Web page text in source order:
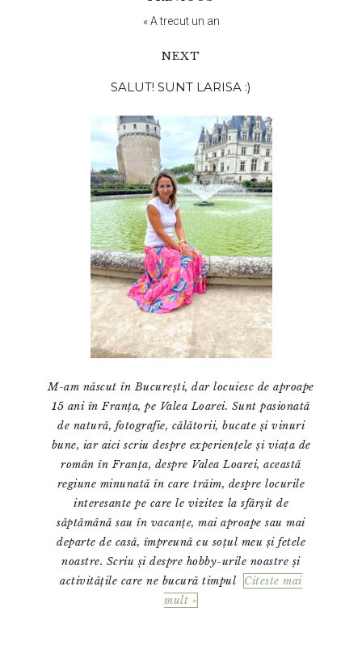
«A trecut un an
NEXT
principală
SALUT! SUNT LARISA :)
M-am născut în București, dar locuiesc de aproape
15 ani în Franța, pe Valea Loarei. Sunt pasionată
de natură, fotografie, călătorii, bucate și vinuri
bune, iar aici scriu despre experiențele și viața de
român în Franța, despre Valea Loarei, această
regiune minunată în care trăim, despre locurile
interesante pe care le vizitez la sfârșit de
săptămână sau în vacanțe, mai aproape sau mai
departe de casă, împreună cu soțul meu și fetele
noastre. Scriu și despre hobby-urile noastre și
activitățile care ne bucură timpul
Citeste mai
mult »